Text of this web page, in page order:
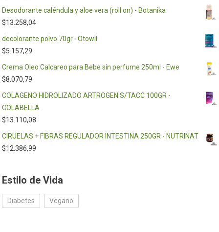
Desodorante caléndula y aloe vera (roll on) - Botanika
$13.258,04
decolorante polvo 70gr.- Otowil
$5.157,29
Crema Oleo Calcareo para Bebe sin perfume 250ml - Ewe
$8.070,79
COLAGENO HIDROLIZADO ARTROGEN S/TACC 100GR -
COLABELLA
$13.110,08
CIRUELAS + FIBRAS REGULADOR INTESTINA 250GR - NUTRINAT
$12.386,99
Estilo de Vida
Diabetes Vegano